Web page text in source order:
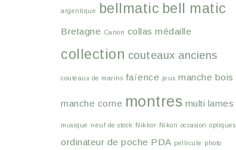
argentique bellmatic bell matic
Bretagne Canon collas médaille
collection couteaux anciens
couteaux de marins faïence jeux manche bois
manche corne montres multi lames
musique neuf de stock Nikkor Nikon occasion optiques
ordinateur de poche PDA pellicule photo